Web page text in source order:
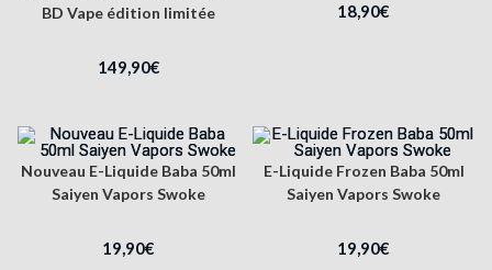
BD Vape édition limitée
149,90€
18,90€
Nouveau E-Liquide Baba 50ml
Saiyen Vapors Swoke
19,90€
E-Liquide Frozen Baba 50ml
Saiyen Vapors Swoke
19,90€